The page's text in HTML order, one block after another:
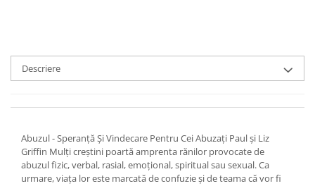
Poezii
Descriere
Abuzul - Speranță Și Vindecare Pentru Cei Abuzați Paul și Liz
Griffin Mulți creștini poartă amprenta rănilor provocate de
abuzul fizic, verbal, rasial, emoțional, spiritual sau sexual. Ca
urmare, viața lor este marcată de confuzie și de teama că vor fi